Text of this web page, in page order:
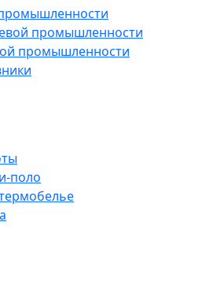
промышленности
промышленности
поло